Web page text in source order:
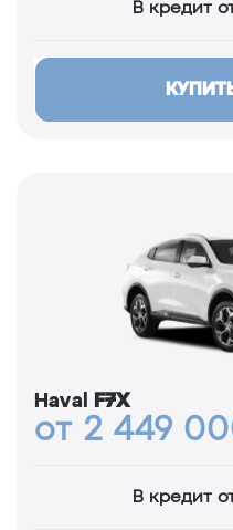
В кредит
Haval F7X
от 2 449
В кредит